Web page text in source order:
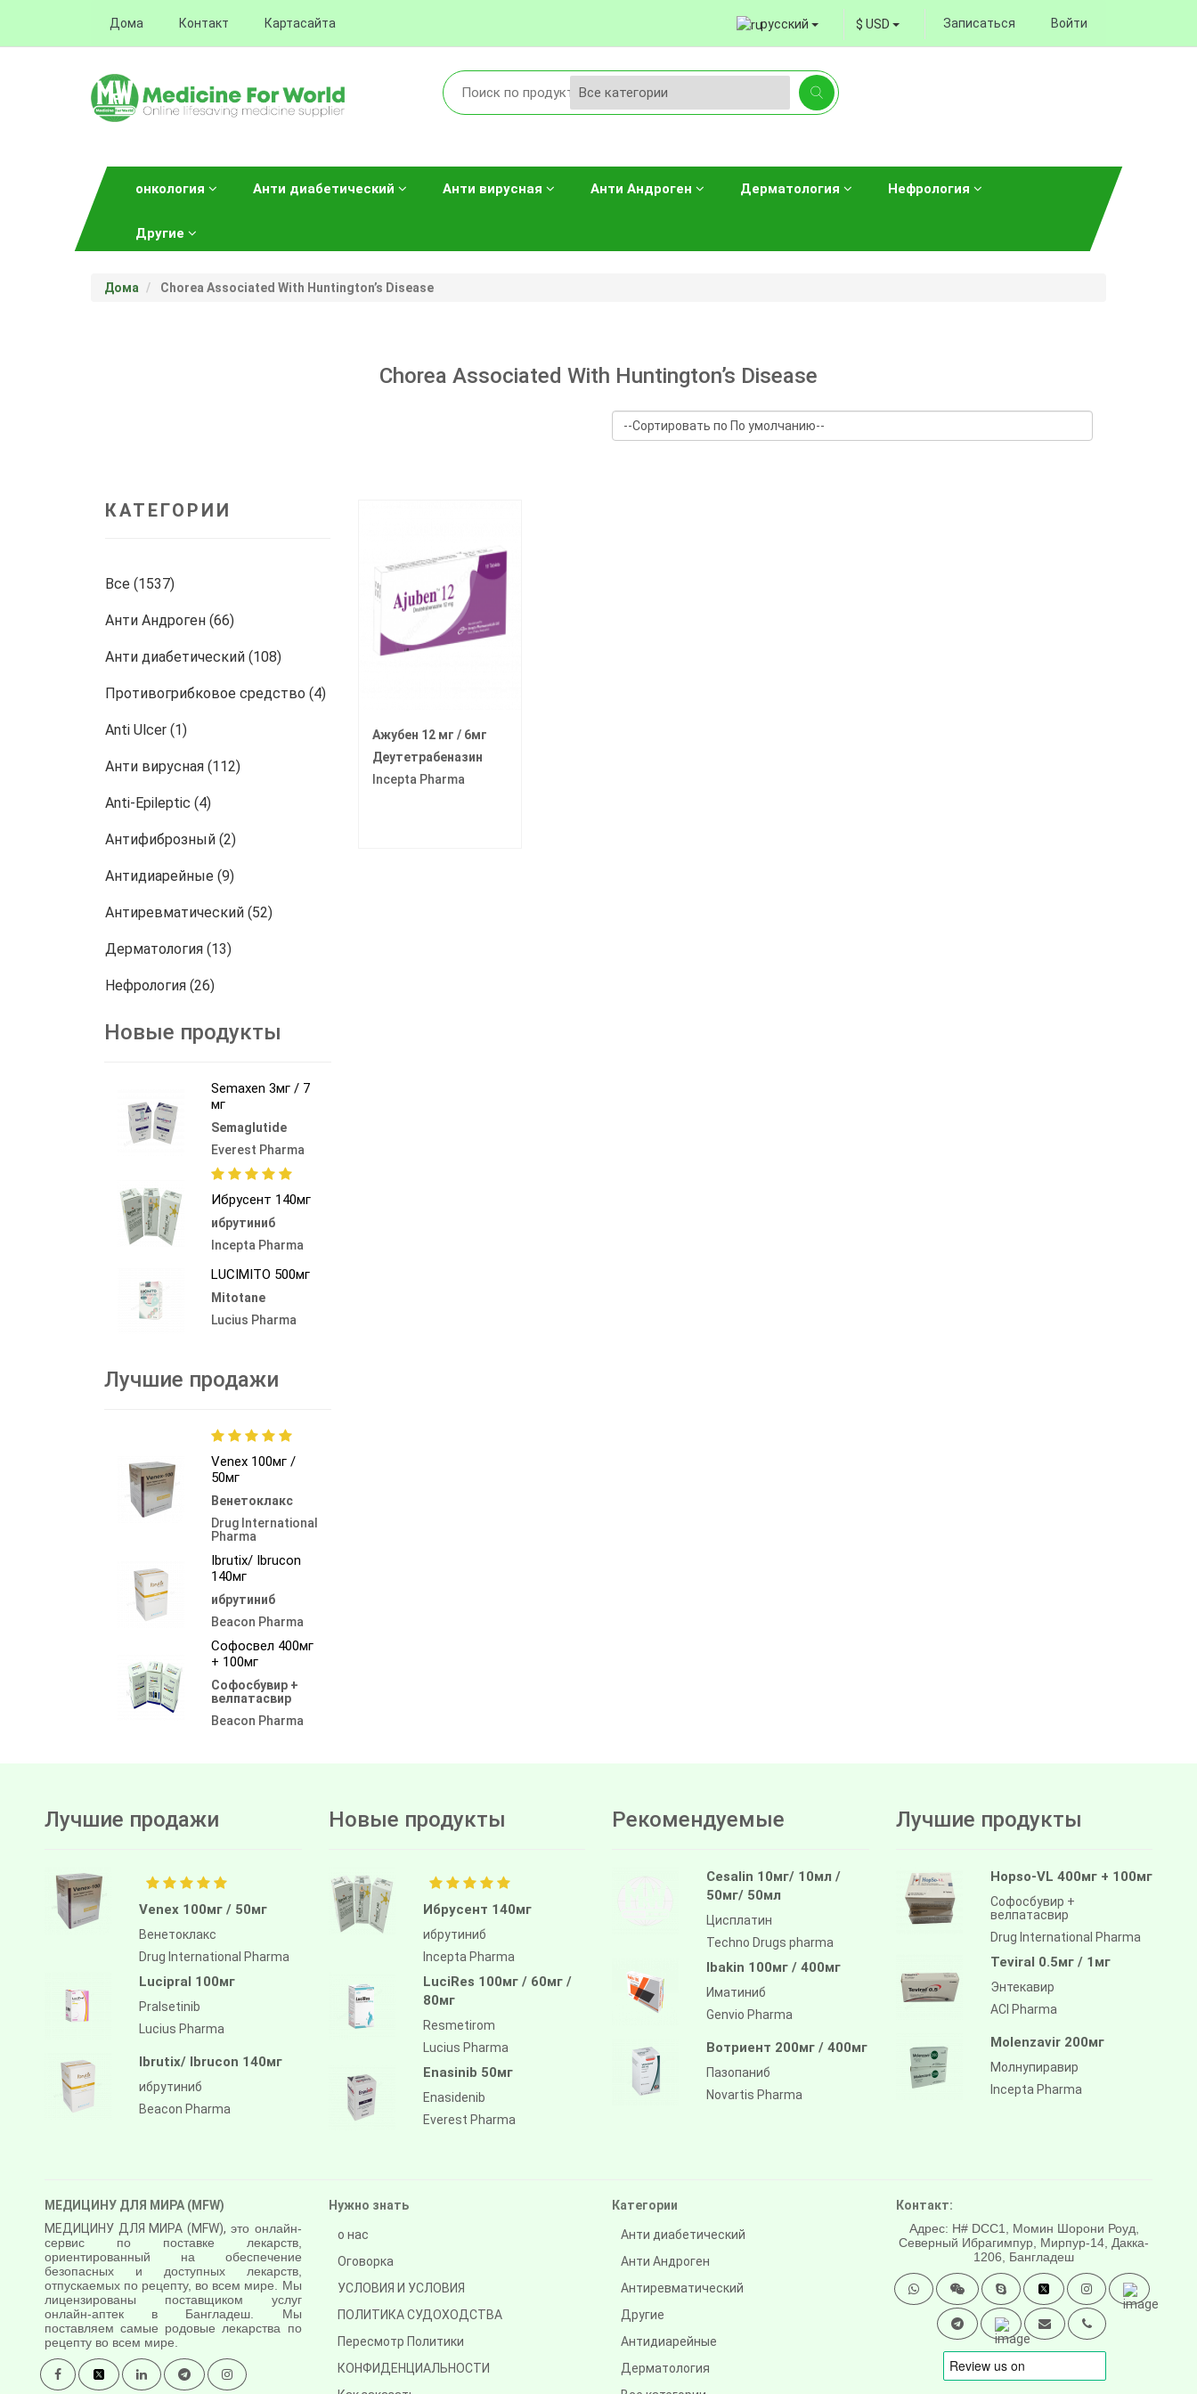
Дома Контакт Картасайта русский $ USD Записаться Войти
онкология Анти диабетический Анти вирусная Анти Андроген Дерматология Нефрология
Другие
Дома Chorea Associated With Huntington’s Disease
Chorea Associated With Huntington’s Disease
КАТЕГОРИИ
Все (1537)
Анти Андроген (66)
Анти диабетический (108)
Противогрибковое средство (4)
Anti Ulcer (1)
Анти вирусная (112)
Anti-Epileptic (4)
Антифиброзный (2)
Антидиарейные (9)
Антиревматический (52)
Дерматология (13)
Нефрология (26)
онкология (772)
Новые продукты
Semaxen 3мг / 7
мг
Semaglutide
Everest Pharma
Ибрусент 140мг
ибрутиниб
Incepta Pharma
LUCIMITO 500мг
Mitotane
Lucius Pharma
Лучшие продажи
Venex 100мг /
50мг
Венетоклакс
Drug International
Pharma
Ibrutix/ Ibrucon
140мг
ибрутиниб
Beacon Pharma
Софосвел 400мг
+ 100мг
Софосбувир +
велпатасвир
Beacon Pharma
Ажубен 12 мг / 6мг
Деутетрабеназин
Incepta Pharma
Лучшие продажи
Venex 100мг / 50мг
Венетоклакс
Drug International Pharma
Lucipral 100мг
Pralsetinib
Lucius Pharma
Ibrutix/ Ibrucon 140мг
ибрутиниб
Beacon Pharma
Новые продукты
Ибрусент 140мг
ибрутиниб
Incepta Pharma
LuciRes 100мг / 60мг /
80мг
Resmetirom
Lucius Pharma
Enasinib 50мг
Enasidenib
Everest Pharma
Рекомендуемые
Cesalin 10мг/ 10мл /
50мг/ 50мл
Цисплатин
Techno Drugs pharma
Ibakin 100мг / 400мг
Иматиниб
Genvio Pharma
Вотриент 200мг / 400мг
Пазопаниб
Novartis Pharma
Лучшие продукты
Hopso-VL 400мг + 100мг
Софосбувир +
велпатасвир
Drug International Pharma
Teviral 0.5мг / 1мг
Энтекавир
ACI Pharma
Molenzavir 200мг
Молнупиравир
Incepta Pharma
МЕДИЦИНУ ДЛЯ МИРА (MFW)
МЕДИЦИНУ ДЛЯ МИРА (MFW), это онлайн-
сервис по поставке лекарств,
ориентированный на обеспечение
безопасных и доступных лекарств,
отпускаемых по рецепту, во всем мире. Мы
лицензированы поставщиком услуг
онлайн-аптек в Бангладеш. Мы
поставляем самые родовые лекарства по
рецепту во всем мире.
Нужно знать
о нас
Оговорка
УСЛОВИЯ И УСЛОВИЯ
ПОЛИТИКА СУДОХОДСТВА
Пересмотр Политики
КОНФИДЕНЦИАЛЬНОСТИ
Категории
Анти диабетический
Анти Андроген
Антиревматический
Другие
Антидиарейные
Дерматология
Контакт:
Адрес: H# DCC1, Момин Шорони Роуд,
Северный Ибрагимпур, Мирпур-14, Дакка-
1206, Бангладеш